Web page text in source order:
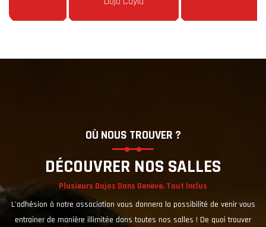
OÙ NOUS TROUVER ?
DÉCOUVRER NOS SALLES
Plusieurs Dojos Dans Genève, Tout Inclus
L'adhésion à notre association vous donnera la possibilité de venir vous
entrainer de manière illimitée dans toutes nos salles ! De quoi trouver